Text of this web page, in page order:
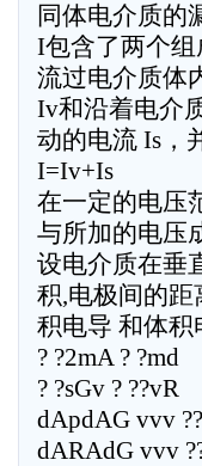
同体电介质的
I包含了两个组
流过电介质体
Iv和沿着电介
动的电流 Is，
I=Iv+Is
在一定的电压
与所加的电压
设电介质在垂
积,电极间的距
积电导 和体积
? ?2mA ? ?md
? ?sGv ? ??vR
dApdAG vvv
dARAdG vvv